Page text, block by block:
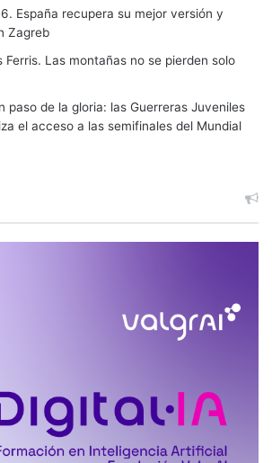
España recupera su mejor versión y
Zagreb
Ferris. Las montañas no se pierden solo
paso de la gloria: las Guerreras Juveniles
el acceso a las semifinales del Mundial